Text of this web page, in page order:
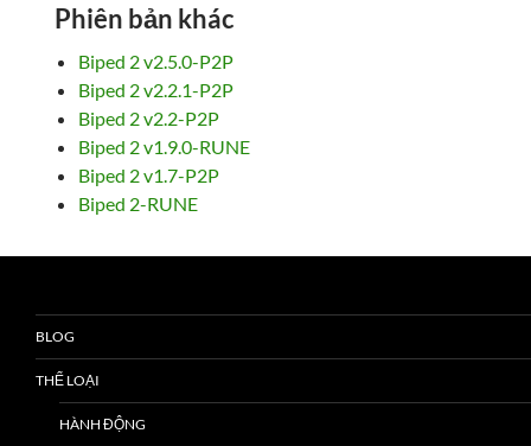
Phiên bản khác
Biped 2 v2.5.0-P2P
Biped 2 v2.2.1-P2P
Biped 2 v2.2-P2P
Biped 2 v1.9.0-RUNE
Biped 2 v1.7-P2P
Biped 2-RUNE
BLOG
THỂ LOẠI
HÀNH ĐỘNG